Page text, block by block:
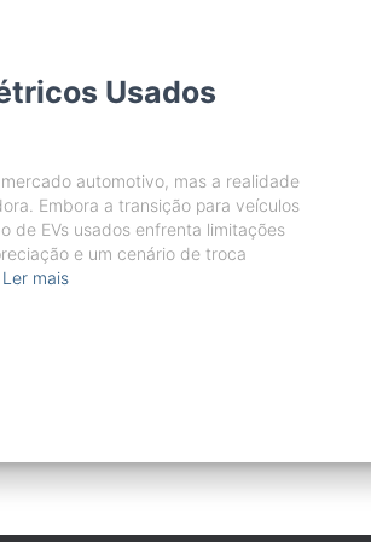
Usados
automotivo, mas a realidade
Embora a transição para veículos
de EVs usados enfrenta limitações
e um cenário de troca
Ler mais